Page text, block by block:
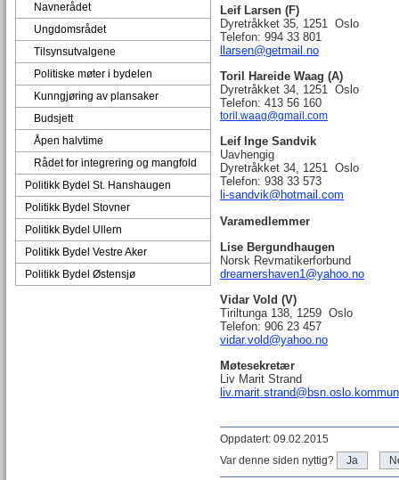
Navnerådet
Ungdomsrådet
Tilsynsutvalgene
Politiske møter i bydelen
Kunngjøring av plansaker
Budsjett
Åpen halvtime
Rådet for integrering og mangfold
Politikk Bydel St. Hanshaugen
Politikk Bydel Stovner
Politikk Bydel Ullern
Politikk Bydel Vestre Aker
Politikk Bydel Østensjø
Leif Larsen (F)
Dyretråkket 35, 1251 Oslo
Telefon: 994 33 801
llarsen@getmail.no
Toril Hareide Waag (A)
Dyretråkket 34, 1251 Oslo
Telefon: 413 56 160
toril.waag@gmail.com
Leif Inge Sandvik
Uavhengig
Dyretråkket 34, 1251 Oslo
Telefon: 938 33 573
li-sandvik@hotmail.com
Varamedlemmer
Lise Bergundhaugen
Norsk Revmatikerforbund
dreamershaven1@yahoo.no
Vidar Vold (V)
Tiriltunga 138, 1259 Oslo
Telefon: 906 23 457
vidar.vold@yahoo.no
Møtesekretær
Liv Marit Strand
Oppdatert: 09.02.2015
Var denne siden nyttig?
Ja